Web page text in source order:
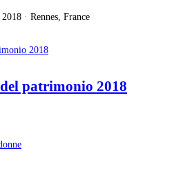
· Rennes, France
patrimonio 2018